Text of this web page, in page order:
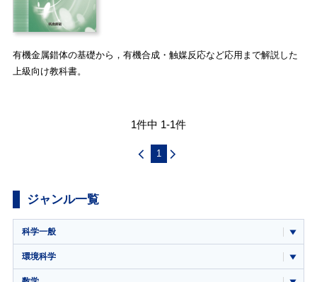
有機金属錯体の基礎から，有機合成・触媒反応など応用まで解説した
上級向け教科書。
1件中 1-1件
1
ジャンル一覧
科学一般
環境科学